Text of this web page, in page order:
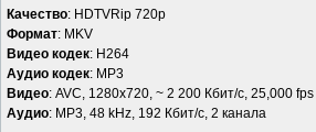
Качество: HDTVRip 720p
Формат: MKV
Видео кодек: H264
Аудио кодек: MP3
Видео: AVC, 1280x720, ~ 2 200 Кбит/с, 25,000 fps
Аудио: MP3, 48 kHz, 192 Кбит/с, 2 канала